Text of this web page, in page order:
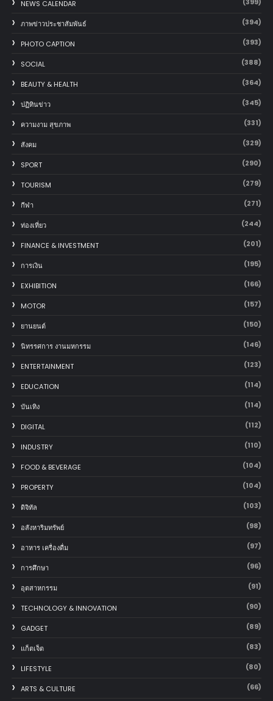
NEWS CALENDAR
ภาพข่าวประชาสัมพันธ์ (394)
PHOTO CAPTION (393)
SOCIAL (388)
BEAUTY & HEALTH (364)
ปฏิทินข่าว (345)
ความงาม สุขภาพ (331)
สังคม (329)
SPORT (290)
TOURISM (279)
กีฬา (271)
ท่องเที่ยว (244)
FINANCE & INVESTMENT (201)
การเงิน (195)
EXHIBITION (166)
MOTOR (157)
‎ยานยนต์‎ (150)
นิทรรศการ งานมหกรรม (146)
ENTERTAINMENT (123)
EDUCATION (114)
บันเทิง (114)
DIGITAL (112)
INDUSTRY (110)
FOOD & BEVERAGE (104)
PROPERTY (104)
ดิจิทัล (103)
อสังหาริมทรัพย์ (98)
อาหาร เครื่องดื่ม (97)
การศึกษา (96)
อุตสาหกรรม (91)
TECHNOLOGY & INNOVATION (90)
GADGET (89)
แก็ตเจ็ต (83)
LIFESTYLE (80)
ARTS & CULTURE (66)